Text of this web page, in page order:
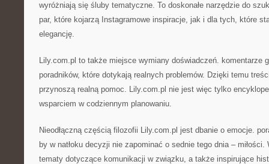
wyróżniają się śluby tematyczne. To doskonałe narzędzie do
par, które kojarzą Instagramowe inspiracje, jak i dla tych, które
elegancję.
Lily.com.pl to także miejsce wymiany doświadczeń. komentarze
poradników, które dotykają realnych problemów. Dzięki temu
przynoszą realną pomoc. Lily.com.pl nie jest więc tylko
wsparciem w codziennym planowaniu.
Nieodłączną częścią filozofii Lily.com.pl jest dbanie o emocje.
by w natłoku decyzji nie zapominać o sednie tego dnia –
tematy dotyczące komunikacji w związku, a także inspirujące